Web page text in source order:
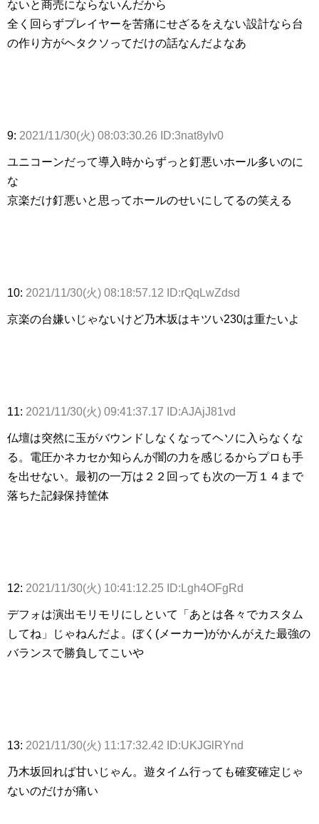
ないと商売にならないんだから
全く回らずプレイヤーを苦痛にせざるをえない設計なら台
の作り方がヘタクソってだけの話なんだよなあ
9: 2021/11/30(火) 08:03:30.26 ID:3nat8yIv0
ユニコーンだって導入時からずっと釘悪いホール多いのに
な
京楽だけ釘悪いと思ってホールのせいにしてるの笑える
10: 2021/11/30(火) 08:18:57.12 ID:rQqLwZdsd
京楽の台嫌いじゃないけど乃木坂はキツい230は重たいよ
11: 2021/11/30(火) 09:41:37.17 ID:AJAjJ81vd
仏壇は突然に玉がバウンドしなくなってヘソに入らなくな
る。電圧かネカセか知らんが闇の力を感じるからプロも手
を出せない。最初の一万は２２回っても次の一万１４まで
落ちた記録保持筐体
12: 2021/11/30(火) 10:41:12.25 ID:Lgh4OFgRd
デフォは演出モリモリにしといて「あとは各々でカスタム
してね」じゃねんだよ。ぼく(メーカー)がかんがえた最強の
バランスで勝負してこいや
13: 2021/11/30(火) 11:17:32.42 ID:UKJGlRYnd
乃木坂回れば甘いじゃん。遊タイム行っても確変確定じゃ
ないのだけが痛い